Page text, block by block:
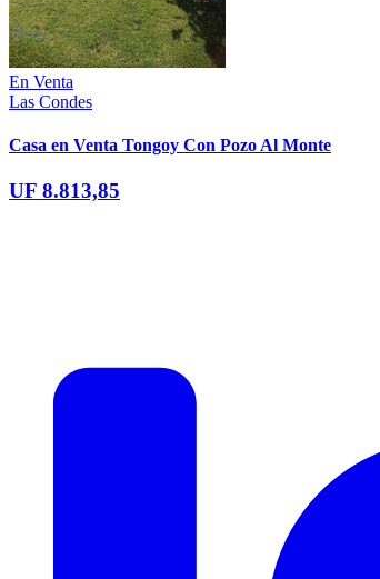
En Venta
Las Condes
Casa en Venta Tongoy Con Pozo Al Monte
UF 8.813,85